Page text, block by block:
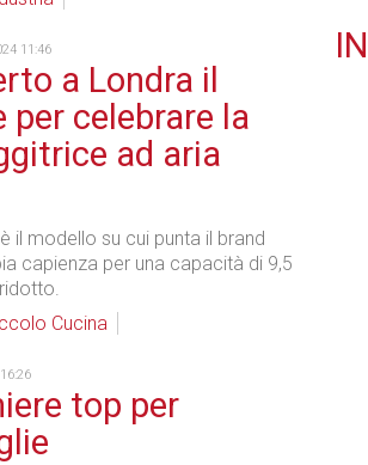
11:46
a Londra il
per celebrare la
ad aria
il modello su cui punta il brand
capienza per una capacità di 9,5
Cucina
top per
IN